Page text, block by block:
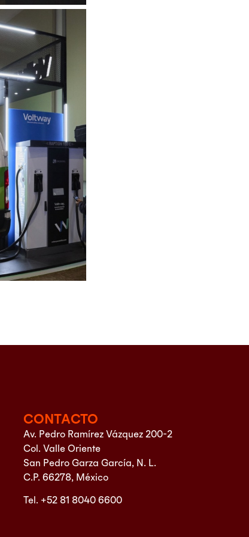
CONTACTO
Av. Pedro Ramírez Vázquez 200-2
Col. Valle Oriente
San Pedro Garza García, N. L.
C.P. 66278, México
Tel. +52 81 8040 6600